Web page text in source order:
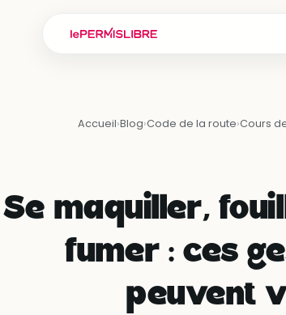
Accueil›Blog›Code de la route›Cours
Se maquiller,
fumer : ces
peuvent